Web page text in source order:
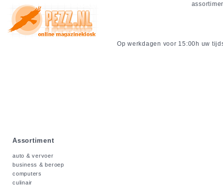
Op werkdagen voor 15:00h uw
Assortiment
auto & vervoer
business & beroep
computers
culinair